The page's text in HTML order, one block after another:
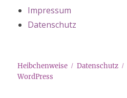
Impressum
Datenschutz
Heibchenweise Datenschutz
WordPress